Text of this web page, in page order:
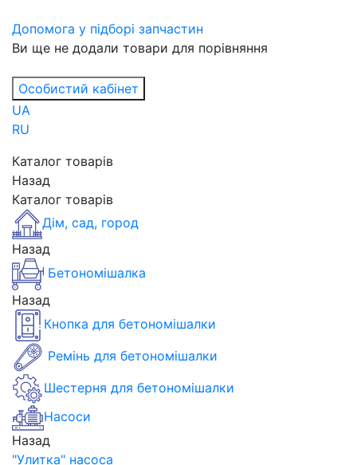
Допомога у підборі запчастин
Ви ще не додали товари для порівняння
Особистий кабінет
UA
RU
Каталог товарів
Назад
Каталог товарів
Дім, сад, город
Назад
Бетономішалка
Назад
Кнопка для бетономішалки
Ремінь для бетономішалки
Шестерня для бетономішалки
Насоси
Назад
"Улитка" насоса